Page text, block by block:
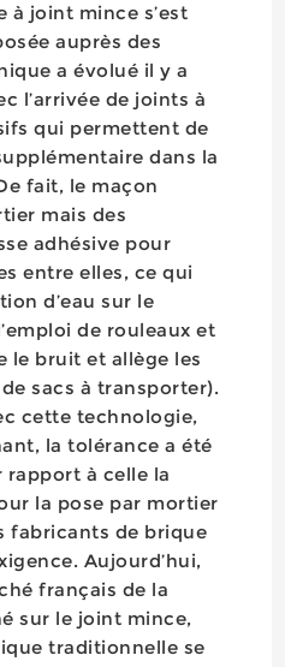
à joint mince s’est
auprès des
a évolué il y a
l’arrivée de joints à
qui permettent de
dans la
fait, le maçon
mais des
adhésive pour
entre elles, ce qui
d’eau sur le
de rouleaux et
le bruit et allège les
sacs à transporter).
cette technologie,
la tolérance a été
rapport à celle la
la pose par mortier
fabricants de brique
Aujourd’hui,
français de la
sur le joint mince,
traditionnelle se